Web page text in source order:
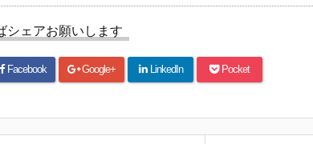
シェアお願いします
Facebook Google+ LinkedIn Pocket